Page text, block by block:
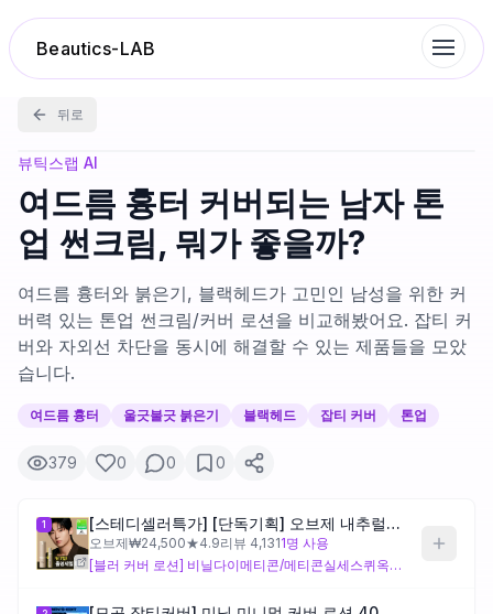
Beautics-LAB
랭킹
성분분석
나의 스킨케어
대화 이력
찜 목록
제품비교
뒤로
뷰틱스랩 AI
여드름 흉터 커버되는 남자 톤
업 썬크림, 뭐가 좋을까?
여드름 흉터와 붉은기, 블랙헤드가 고민인 남성을 위한 커
버력 있는 톤업 썬크림/커버 로션을 비교해봤어요. 잡티 커
버와 자외선 차단을 동시에 해결할 수 있는 제품들을 모았
습니다.
여드름 흉터 울긋불긋 붉은기 블랙헤드 잡티 커버 톤업
379 0 0 0
1 [스테디셀러특가] [단독기획] 오브제 내추럴 커버 로션 50g 단품/기획(+미니어처 10ml)
오브제₩24,500★4.9리뷰 4,1311명 사용
[블러 커버 로션] 비닐다이메티콘/메티콘실세스퀴옥세인 크로스폴리머가 모공과 흉터를 블러 처리하는 설계로, 울긋불긋한 피부톤과 여드름 흉터를 시각적으로 보정하려는 용도에 부합해요. 다만 화학 자외선 차단제 위주 구성이므로 해당 성분에 민감한 피부라면 주의가 필요하고, 블랙헤드 자체에 작용하는 성분은 없어 어디까지나 표면 보정에 집중된 제품이에요.